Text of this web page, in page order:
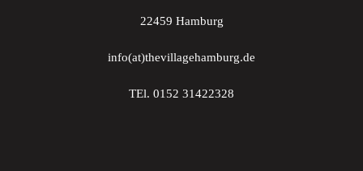
22459 Hamburg
info(at)thevillagehamburg.de
TEl. 0152 31422328